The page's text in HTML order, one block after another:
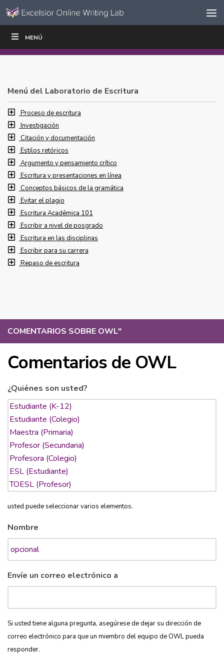
Ir al contenido
navegación
MENÚ
COMENTARIOS SOBRE OWL"
Comentarios de OWL
¿Quiénes son usted?
usted puede seleccionar varios elementos.
Nombre
Envíe un correo electrónico a
Si usted tiene alguna pregunta, asegúrese de dejar su dirección de
correo electrónico para que un miembro del equipo de OWL pueda
responder.
ESCRIBIR
Menú del Laboratorio de Escritura
Proceso de escritura
Investigación
Citación y documentación
Estilos retóricos
Argumento y pensamiento crítico
Escritura y presentaciones en línea
Conceptos básicos de la gramática
Evitar el plagio
Escritura Académica 101
Escribir a nivel de posgrado
Escritura en las disciplinas
Escribir para su carrera
Repaso de escritura